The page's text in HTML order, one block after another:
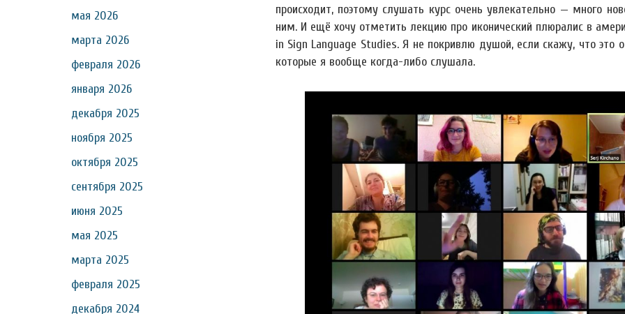
мая 2026
марта 2026
февраля 2026
января 2026
декабря 2025
ноября 2025
октября 2025
сентября 2025
июня 2025
мая 2025
марта 2025
февраля 2025
декабря 2024
происходит, поэтому слушать курс очень увлекательно — много
ним. И ещё хочу отметить лекцию про иконический плюралис в
in Sign Language Studies. Я не покривлю душой, если скажу, что это
которые я вообще когда-либо слушала.